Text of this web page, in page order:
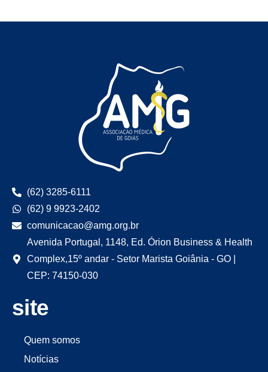
(62) 3285-6111
(62) 9 9923-2402
comunicacao@amg.org.br
Avenida Portugal, 1148, Ed. Órion Business & Health
Complex,15º andar - Setor Marista Goiânia - GO |
CEP: 74150-030
site
Quem somos
Notícias